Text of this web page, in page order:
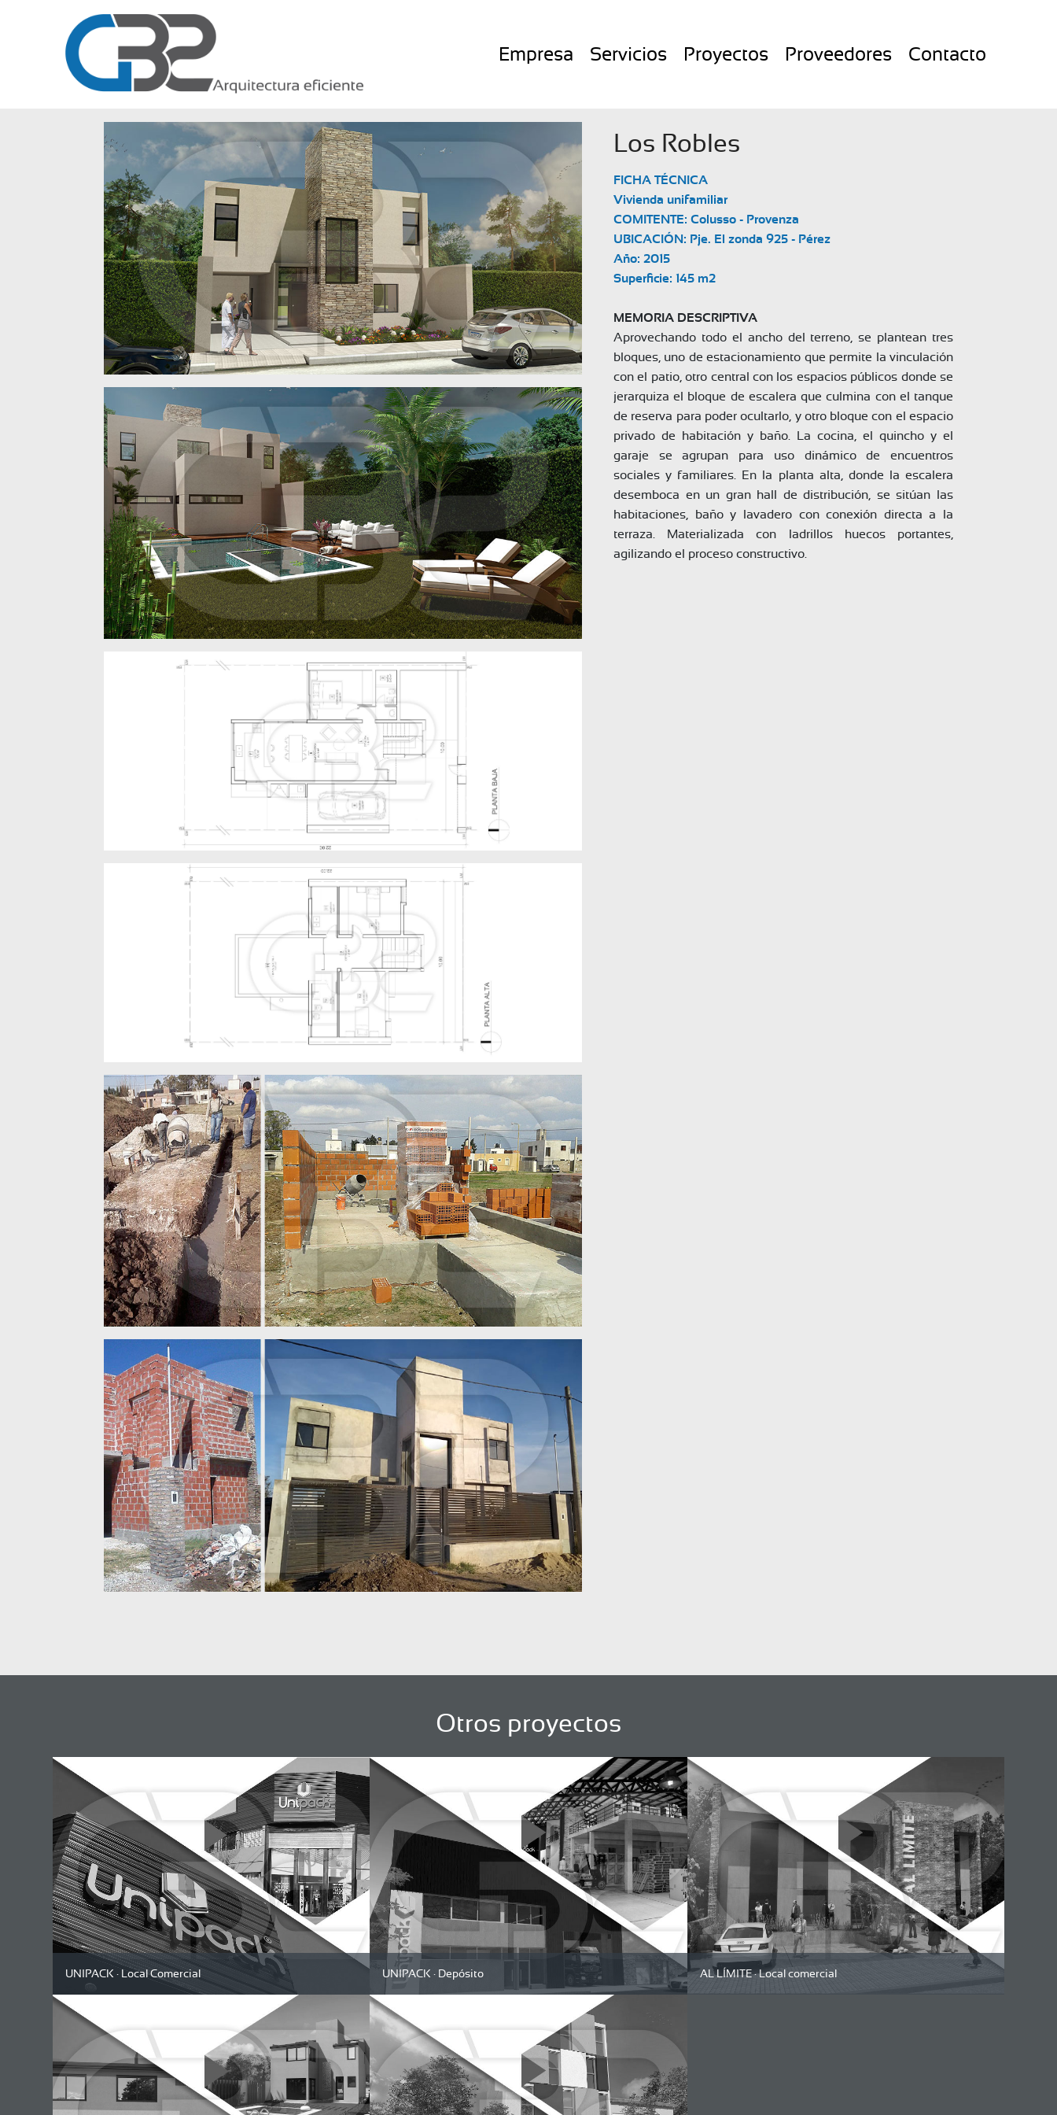
Empresa Servicios Proyectos Proveedores Contacto
Los Robles
FICHA TÉCNICA
Vivienda unifamiliar
COMITENTE: Colusso - Provenza
UBICACIÓN: Pje. El zonda 925 - Pérez
Año: 2015
Superficie: 145 m2
MEMORIA DESCRIPTIVA
Aprovechando todo el ancho del terreno, se plantean tres
bloques, uno de estacionamiento que permite la vinculación
con el patio, otro central con los espacios públicos donde se
jerarquiza el bloque de escalera que culmina con el tanque
de reserva para poder ocultarlo, y otro bloque con el espacio
privado de habitación y baño. La cocina, el quincho y el
garaje se agrupan para uso dinámico de encuentros
sociales y familiares. En la planta alta, donde la escalera
desemboca en un gran hall de distribución, se sitúan las
habitaciones, baño y lavadero con conexión directa a la
terraza. Materializada con ladrillos huecos portantes,
Otros proyectos
UNIPACK · Local Comercial UNIPACK · Depósito AL LÍMITE · Local comercial